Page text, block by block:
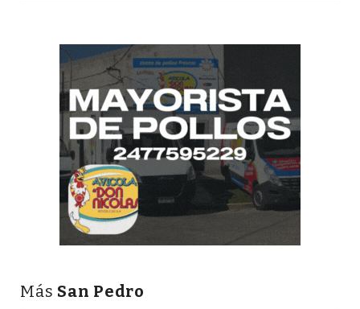
ASESORAMIENTO
PROFESIONAL
CHANGUITO.COM.AR
CÓMO
FUNCIONA:
CREAR
ONLINE
Más San Pedro